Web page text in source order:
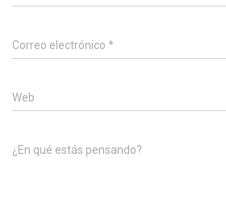
Correo electrónico *
Web
¿En qué estás pensando?